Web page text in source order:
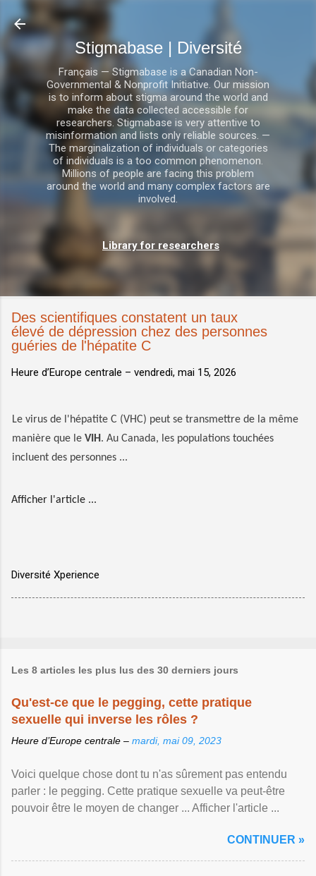
Stigmabase | Diversité
Français — Stigmabase is a Canadian Non-
Governmental & Nonprofit Initiative. Our mission
is to inform about stigma around the world and
make the data collected accessible for
researchers. Stigmabase is very attentive to
misinformation and lists only reliable sources. —
The marginalization of individuals or categories
of individuals is a too common phenomenon.
Millions of people are facing this problem
around the world and many complex factors are
involved.
Library for researchers
Des scientifiques constatent un taux
élevé de dépression chez des personnes
guéries de l'hépatite C
Heure d’Europe centrale – vendredi, mai 15, 2026
Le virus de l'hépatite C (VHC) peut se transmettre de la même
manière que le VIH. Au Canada, les populations touchées
incluent des personnes ...
Afficher l'article ...
Diversité Xperience
Les 8 articles les plus lus des 30 derniers jours
Qu'est-ce que le pegging, cette pratique
sexuelle qui inverse les rôles ?
Heure d’Europe centrale – mardi, mai 09, 2023
Voici quelque chose dont tu n'as sûrement pas entendu
parler : le pegging. Cette pratique sexuelle va peut-être
pouvoir être le moyen de changer ... Afficher l'article ...
CONTINUER »